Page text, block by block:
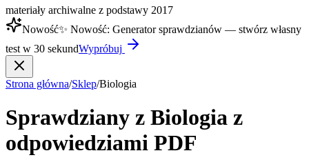
materiały archiwalne z podstawy 2017
Nowość✨ Nowość: Generator sprawdzianów — stwórz własny
test w 30 sekundWypróbuj
Strona główna/Sklep/Biologia
Sprawdziany z Biologia z
odpowiedziami PDF